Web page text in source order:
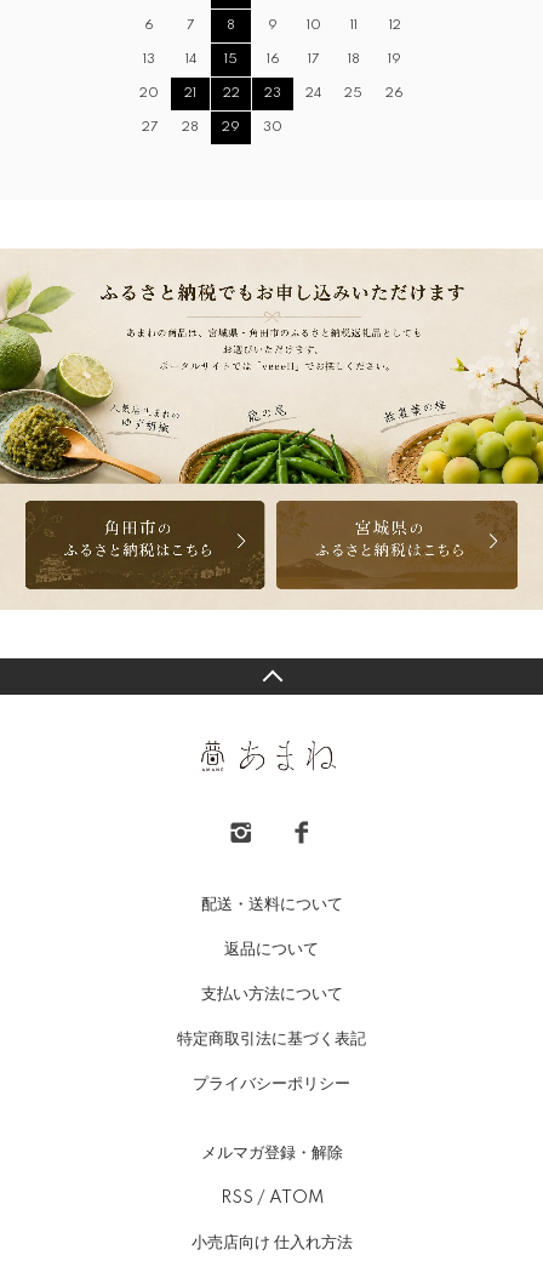
6 7 8 9 10 11 12
13 14 15 16 17 18 19
20 21 22 23 24 25 26
27 28 29 30
配送・送料について
返品について
支払い方法について
特定商取引法に基づく表記
プライバシーポリシー
メルマガ登録・解除
RSS / ATOM
小売店向け 仕入れ方法